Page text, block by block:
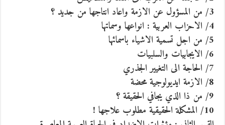
3/ من المسؤول عن الازمة واعاد انتاجها من جديد ؟
4/ الاحزاب العربية : انواعها وسماتها
5/ من اجل تسمية الاشياء باسمائها
6/ الايجابيات والسلبيات
7/ الحاجة الى التغيير الجذري
8/ الازمة ايديولوجية محضة
9/ من ذا الذي يجافي الحقيقة ؟
10/ المشكلة الحقيقية مطلوب علاجها !